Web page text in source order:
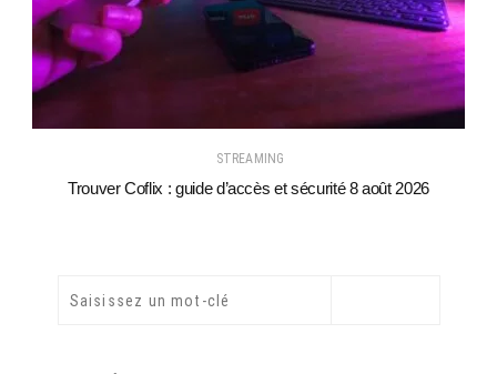
STREAMING
Trouver Coflix : guide d’accès et sécurité 8 août 2026